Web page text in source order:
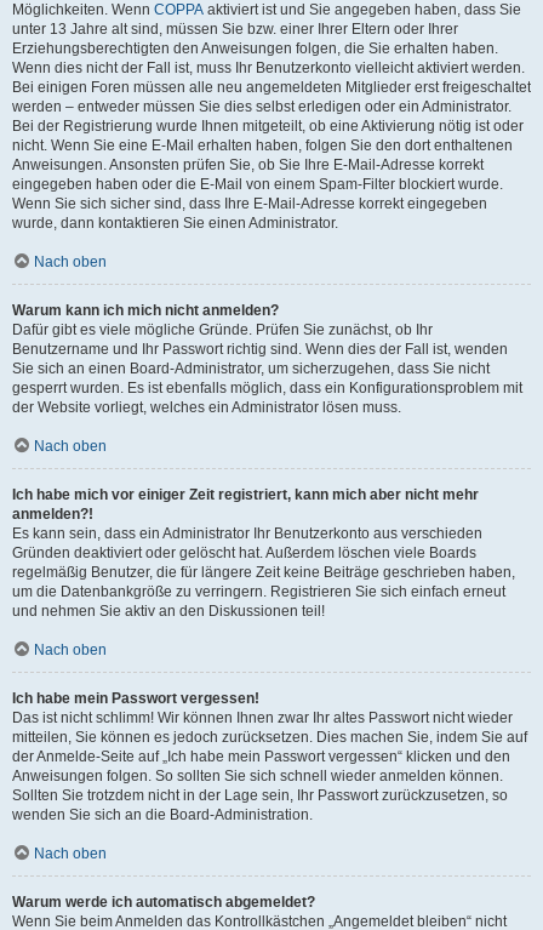
Möglichkeiten. Wenn COPPA aktiviert ist und Sie angegeben haben, dass Sie
unter 13 Jahre alt sind, müssen Sie bzw. einer Ihrer Eltern oder Ihrer
Erziehungsberechtigten den Anweisungen folgen, die Sie erhalten haben.
Wenn dies nicht der Fall ist, muss Ihr Benutzerkonto vielleicht aktiviert werden.
Bei einigen Foren müssen alle neu angemeldeten Mitglieder erst freigeschaltet
werden – entweder müssen Sie dies selbst erledigen oder ein Administrator.
Bei der Registrierung wurde Ihnen mitgeteilt, ob eine Aktivierung nötig ist oder
nicht. Wenn Sie eine E-Mail erhalten haben, folgen Sie den dort enthaltenen
Anweisungen. Ansonsten prüfen Sie, ob Sie Ihre E-Mail-Adresse korrekt
eingegeben haben oder die E-Mail von einem Spam-Filter blockiert wurde.
Wenn Sie sich sicher sind, dass Ihre E-Mail-Adresse korrekt eingegeben
wurde, dann kontaktieren Sie einen Administrator.
Nach oben
Warum kann ich mich nicht anmelden?
Dafür gibt es viele mögliche Gründe. Prüfen Sie zunächst, ob Ihr
Benutzername und Ihr Passwort richtig sind. Wenn dies der Fall ist, wenden
Sie sich an einen Board-Administrator, um sicherzugehen, dass Sie nicht
gesperrt wurden. Es ist ebenfalls möglich, dass ein Konfigurationsproblem mit
der Website vorliegt, welches ein Administrator lösen muss.
Nach oben
Ich habe mich vor einiger Zeit registriert, kann mich aber nicht mehr
anmelden?!
Es kann sein, dass ein Administrator Ihr Benutzerkonto aus verschieden
Gründen deaktiviert oder gelöscht hat. Außerdem löschen viele Boards
regelmäßig Benutzer, die für längere Zeit keine Beiträge geschrieben haben,
um die Datenbankgröße zu verringern. Registrieren Sie sich einfach erneut
und nehmen Sie aktiv an den Diskussionen teil!
Nach oben
Ich habe mein Passwort vergessen!
Das ist nicht schlimm! Wir können Ihnen zwar Ihr altes Passwort nicht wieder
mitteilen, Sie können es jedoch zurücksetzen. Dies machen Sie, indem Sie auf
der Anmelde-Seite auf „Ich habe mein Passwort vergessen“ klicken und den
Anweisungen folgen. So sollten Sie sich schnell wieder anmelden können.
Sollten Sie trotzdem nicht in der Lage sein, Ihr Passwort zurückzusetzen, so
wenden Sie sich an die Board-Administration.
Nach oben
Warum werde ich automatisch abgemeldet?
Wenn Sie beim Anmelden das Kontrollkästchen „Angemeldet bleiben“ nicht